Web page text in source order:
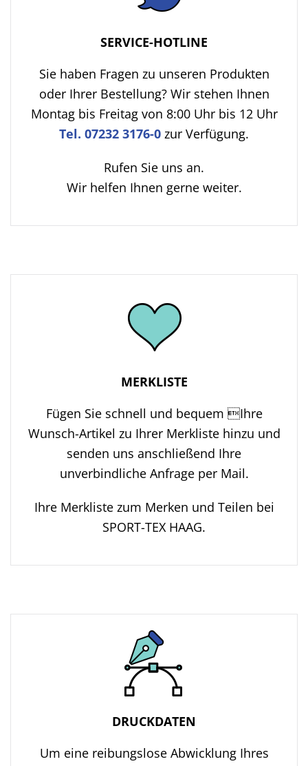
SERVICE-HOTLINE
Sie haben Fragen zu unseren Produkten
oder Ihrer Bestellung? Wir stehen Ihnen
Montag bis Freitag von 8:00 Uhr bis 12 Uhr
Tel. 07232 3176-0 zur Verfügung.
Rufen Sie uns an.
Wir helfen Ihnen gerne weiter.
MERKLISTE
Fügen Sie schnell und bequem Ihre
Wunsch-Artikel zu Ihrer Merkliste hinzu und
senden uns anschließend Ihre
unverbindliche Anfrage per Mail.
Ihre Merkliste zum Merken und Teilen bei
SPORT-TEX HAAG.
DRUCKDATEN
Um eine reibungslose Abwicklung Ihres